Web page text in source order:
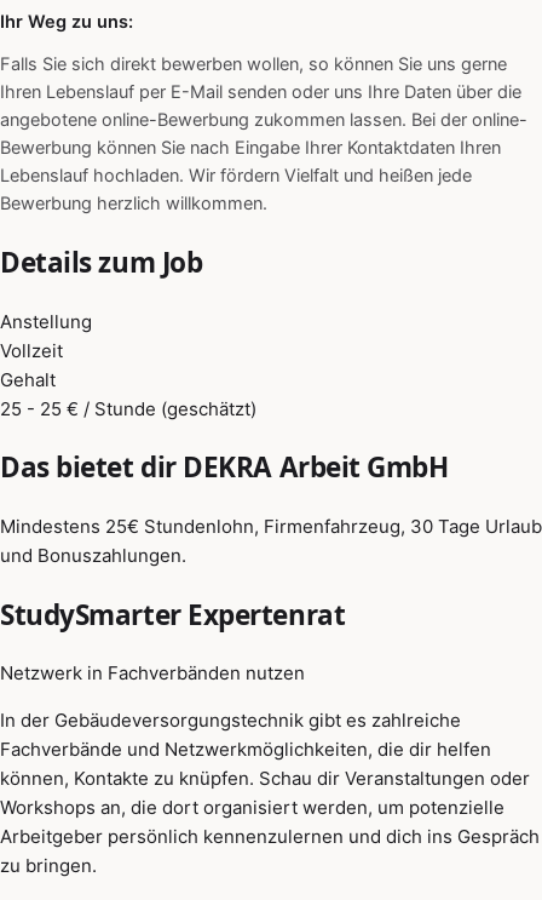
Ihr Weg zu uns:
Falls Sie sich direkt bewerben wollen, so können Sie uns gerne
Ihren Lebenslauf per E-Mail senden oder uns Ihre Daten über die
angebotene online-Bewerbung zukommen lassen. Bei der online-
Bewerbung können Sie nach Eingabe Ihrer Kontaktdaten Ihren
Lebenslauf hochladen. Wir fördern Vielfalt und heißen jede
Bewerbung herzlich willkommen.
Details zum Job
Anstellung
Vollzeit
Gehalt
25 - 25 € / Stunde (geschätzt)
Das bietet dir DEKRA Arbeit GmbH
Mindestens 25€ Stundenlohn, Firmenfahrzeug, 30 Tage Urlaub
und Bonuszahlungen.
StudySmarter Expertenrat
Netzwerk in Fachverbänden nutzen
In der Gebäudeversorgungstechnik gibt es zahlreiche
Fachverbände und Netzwerkmöglichkeiten, die dir helfen
können, Kontakte zu knüpfen. Schau dir Veranstaltungen oder
Workshops an, die dort organisiert werden, um potenzielle
Arbeitgeber persönlich kennenzulernen und dich ins Gespräch
zu bringen.